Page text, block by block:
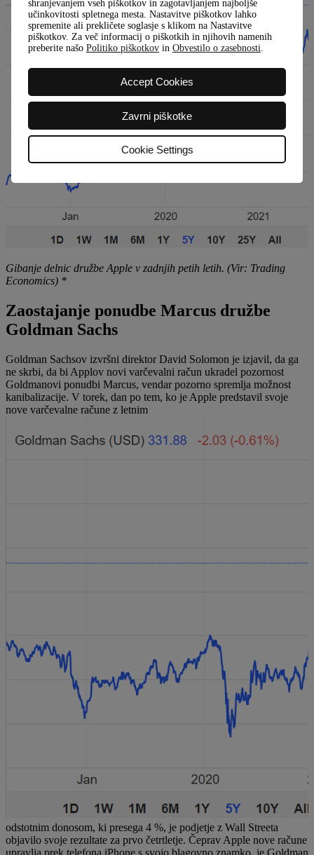
Gibanje delnic družbe Apple v zadnjih petih letih. (Vir: Trading
Economics) *
Zaostajanje ponudbe Marcus družbe
Goldman Sachs
Goldman Sachsov izvršni direktor David Solomon je izjavil, da ga
ne skrbi, da bi Applov novi varčevalni račun ukradel pozornost
Goldmanovi ponudbi Marcus, vendar pozorno spremlja možnost
kanibalizacije. V torek, dan po tem, ko je Apple predstavil svoje
nove varčevalne račune z letnim
odstotnim donosom, ki presega 4 %, je podjetje z Wall Streeta
objavilo svoje rezultate za prvo četrtletje. Čeprav Apple nove račune
upravlja prek telefona iPhone s svojo blagovno znamko, je Goldman
shranjevanjem vseh piškotkov in zagotavljanjem najboljše
učinkovitosti spletnega mesta. Nastavitve piškotkov lahko
spremenite ali prekličete soglasje s klikom na Nastavitve
piškotkov. Za več informacij o piškotkih in njihovih namenih
preberite našo Politiko piškotkov in Obvestilo o zasebnosti
Accept Cookies
Zavrni piškotke
Cookie Settings